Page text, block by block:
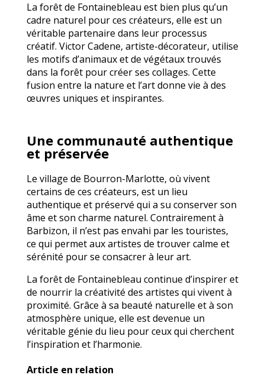
La forêt de Fontainebleau est bien plus qu’un
cadre naturel pour ces créateurs, elle est un
véritable partenaire dans leur processus
créatif. Victor Cadene, artiste-décorateur, utilise
les motifs d’animaux et de végétaux trouvés
dans la forêt pour créer ses collages. Cette
fusion entre la nature et l’art donne vie à des
œuvres uniques et inspirantes.
Une communauté authentique
et préservée
Le village de Bourron-Marlotte, où vivent
certains de ces créateurs, est un lieu
authentique et préservé qui a su conserver son
âme et son charme naturel. Contrairement à
Barbizon, il n’est pas envahi par les touristes,
ce qui permet aux artistes de trouver calme et
sérénité pour se consacrer à leur art.
La forêt de Fontainebleau continue d’inspirer et
de nourrir la créativité des artistes qui vivent à
proximité. Grâce à sa beauté naturelle et à son
atmosphère unique, elle est devenue un
véritable génie du lieu pour ceux qui cherchent
l’inspiration et l’harmonie.
Article en relation